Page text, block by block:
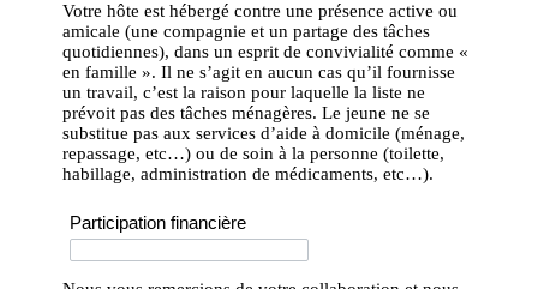
Votre hôte est hébergé contre une présence active ou
amicale (une compagnie et un partage des tâches
quotidiennes), dans un esprit de convivialité comme «
en famille ». Il ne s’agit en aucun cas qu’il fournisse
un travail, c’est la raison pour laquelle la liste ne
prévoit pas des tâches ménagères. Le jeune ne se
substitue pas aux services d’aide à domicile (ménage,
repassage, etc…) ou de soin à la personne (toilette,
habillage, administration de médicaments, etc…).
Participation financière